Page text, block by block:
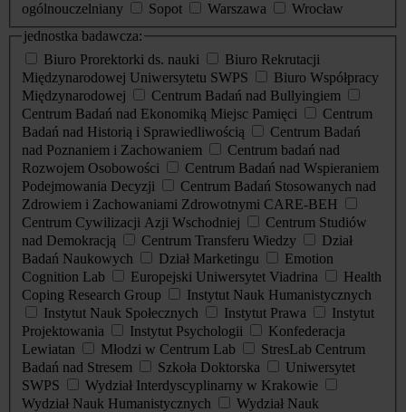
ogólnouczelniany
Sopot Warszawa
Wrocław
jednostka badawcza:
Biuro Prorektorki ds. nauki
Biuro Rekrutacji
Międzynarodowej Uniwersytetu SWPS
Biuro Współpracy
Międzynarodowej
Centrum Badań nad Bullyingiem
Centrum Badań nad Ekonomiką Miejsc Pamięci
Centrum
Badań nad Historią i Sprawiedliwością
Centrum Badań
nad Poznaniem i Zachowaniem
Centrum badań nad
Rozwojem Osobowości
Centrum Badań nad Wspieraniem
Podejmowania Decyzji
Centrum Badań Stosowanych nad
Zdrowiem i Zachowaniami Zdrowotnymi CARE-BEH
Centrum Cywilizacji Azji Wschodniej
Centrum Studiów
nad Demokracją
Centrum Transferu Wiedzy
Dział
Badań Naukowych
Dział Marketingu
Emotion
Cognition Lab
Europejski Uniwersytet Viadrina
Health
Coping Research Group
Instytut Nauk Humanistycznych
Instytut Nauk Społecznych
Instytut Prawa
Instytut
Projektowania
Instytut Psychologii
Konfederacja
Lewiatan
Młodzi w Centrum Lab
StresLab Centrum
Badań nad Stresem
Szkoła Doktorska
Uniwersytet
SWPS
Wydział Interdyscyplinarny w Krakowie
Wydział Nauk Humanistycznych
Wydział Nauk